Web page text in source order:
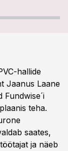
hallide
Jaanus Laane
teha.
saates,
ja näeb